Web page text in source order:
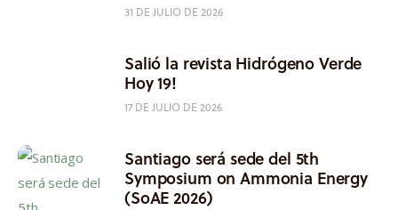
31 DE JULIO DE 2026
Salió la revista Hidrógeno Verde
Hoy 19!
17 DE JULIO DE 2026
Santiago será sede del 5th
Symposium on Ammonia Energy
(SoAE 2026)